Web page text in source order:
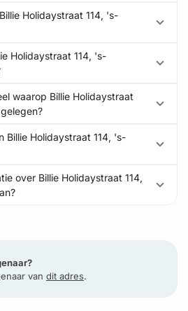
Holidaystraat 114, 's-
Holidaystraat 114, 's-
waarop Billie Holidaystraat
Billie Holidaystraat 114, 's-
over Billie Holidaystraat 114,
van dit adres.